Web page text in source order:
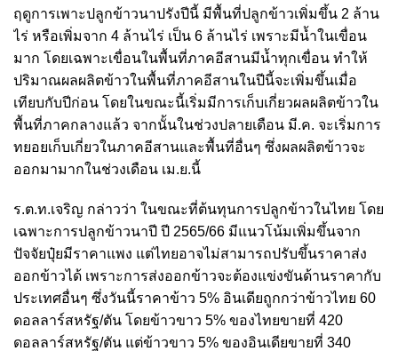
ฤดูการเพาะปลูกข้าวนาปรังปีนี้ มีพื้นที่ปลูกข้าวเพิ่มขึ้น 2 ล้าน
ไร่ หรือเพิ่มจาก 4 ล้านไร่ เป็น 6 ล้านไร่ เพราะมีน้ำในเขื่อน
มาก โดยเฉพาะเขื่อนในพื้นที่ภาคอีสานมีน้ำทุกเขื่อน ทำให้
ปริมาณผลผลิตข้าวในพื้นที่ภาคอีสานในปีนี้จะเพิ่มขึ้นเมื่อ
เทียบกับปีก่อน โดยในขณะนี้เริ่มมีการเก็บเกี่ยวผลผลิตข้าวใน
พื้นที่ภาคกลางแล้ว จากนั้นในช่วงปลายเดือน มี.ค. จะเริ่มการ
ทยอยเก็บเกี่ยวในภาคอีสานและพื้นที่อื่นๆ ซึ่งผลผลิตข้าวจะ
ออกมามากในช่วงเดือน เม.ย.นี้
ร.ต.ท.เจริญ กล่าวว่า ในขณะที่ต้นทุนการปลูกข้าวในไทย โดย
เฉพาะการปลูกข้าวนาปี ปี 2565/66 มีแนวโน้มเพิ่มขึ้นจาก
ปัจจัยปุ๋ยมีราคาแพง แต่ไทยอาจไม่สามารถปรับขึ้นราคาส่ง
ออกข้าวได้ เพราะการส่งออกข้าวจะต้องแข่งขันด้านราคากับ
ประเทศอื่นๆ ซึ่งวันนี้ราคาข้าว 5% อินเดียถูกกว่าข้าวไทย 60
ดอลลาร์สหรัฐ/ตัน โดยข้าวขาว 5% ของไทยขายที่ 420
ดอลลาร์สหรัฐ/ตัน แต่ข้าวขาว 5% ของอินเดียขายที่ 340